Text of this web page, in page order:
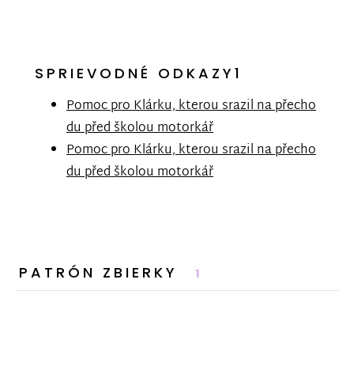
SPRIEVODNÉ ODKAZY1
Pomoc pro Klárku, kterou srazil na přecho
du před školou motorkář
Pomoc pro Klárku, kterou srazil na přecho
du před školou motorkář
PATRÓN ZBIERKY 1